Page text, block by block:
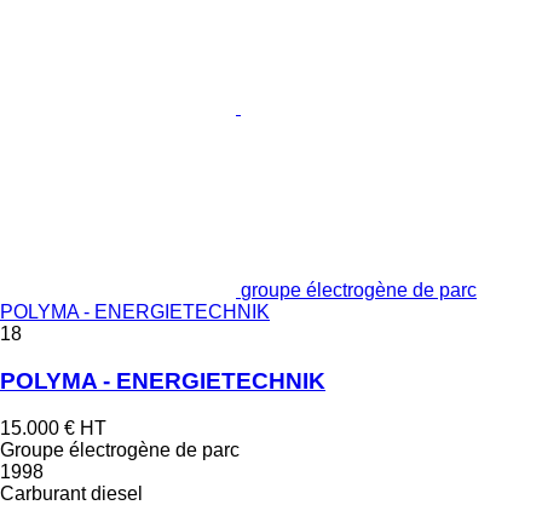
groupe électrogène de parc
POLYMA - ENERGIETECHNIK
18
POLYMA - ENERGIETECHNIK
15.000 € HT
Groupe électrogène de parc
1998
Carburant diesel